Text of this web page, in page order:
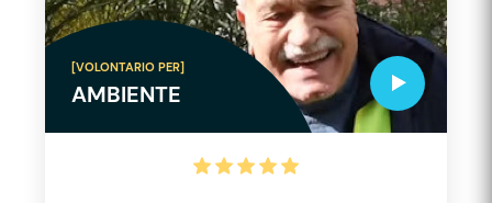
[VOLONTARIO PER]
AMBIENTE